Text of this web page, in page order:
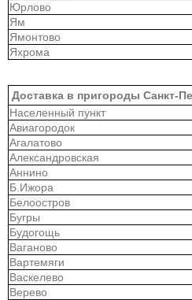
Юрлово
Ям
Ямонтово
Яхрома
Доставка в пригороды Санкт-
Населенный пункт
Авиагородок
Агалатово
Александровская
Аннино
Б.Ижора
Белоостров
Бугры
Будогощь
Ваганово
Вартемяги
Васкелево
Верево